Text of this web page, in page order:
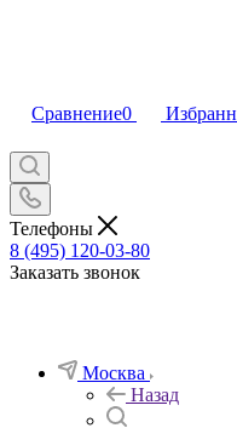
Сравнение0
Телефоны
8 (495) 120-03-80
Заказать звонок
Москва
Назад